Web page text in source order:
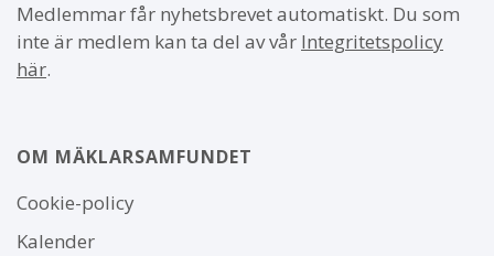
Medlemmar får nyhetsbrevet automatiskt. Du som
inte är medlem kan ta del av vår Integritetspolicy
här.
OM MÄKLARSAMFUNDET
Om
webbplatsen
Cookie-policy
Kalender